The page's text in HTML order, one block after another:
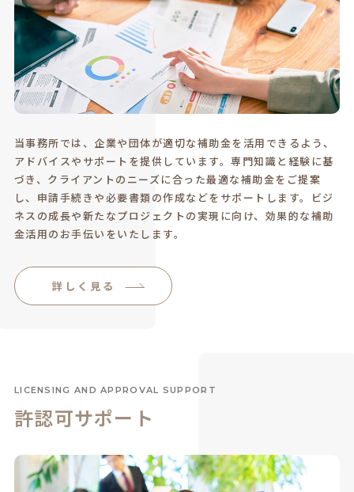
当事務所では、企業や団体が適切な補助金を活用できるよう、
アドバイスやサポートを提供しています。専門知識と経験に基
づき、クライアントのニーズに合った最適な補助金をご提案
し、申請手続きや必要書類の作成などをサポートします。ビジ
ネスの成長や新たなプロジェクトの実現に向け、効果的な補助
金活用のお手伝いをいたします。
詳しく見る
LICENSING AND APPROVAL SUPPORT
許認可サポート